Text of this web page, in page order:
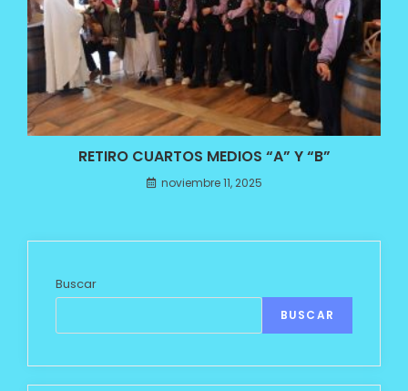
RETIRO CUARTOS MEDIOS “A” Y “B”
noviembre 11, 2025
Buscar
BUSCAR